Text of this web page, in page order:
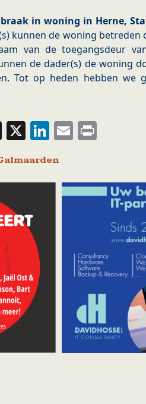
in woning in Herne,
kunnen de woning
van de toegangsdeur
de dader(s) de woning
Tot op heden hebben we
Threads
X LinkedIn
Email